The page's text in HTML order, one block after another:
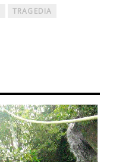
TRAGEDIA